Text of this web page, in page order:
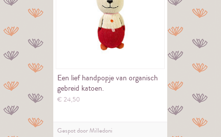
Een lief handpopje van organisch
gebreid katoen.
€24,50
Gespot doorMilledoni